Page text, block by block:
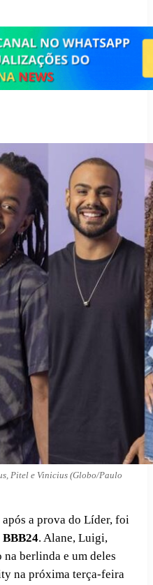
Pitel e Vinicius (Globo/Paulo
a prova do Líder, foi
BBB24. Alane, Luigi,
berlinda e um deles
na próxima terça-feira